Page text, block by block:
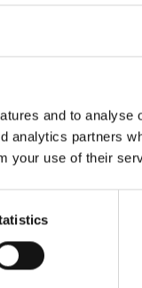
and to analyse
analytics partners
your use of their